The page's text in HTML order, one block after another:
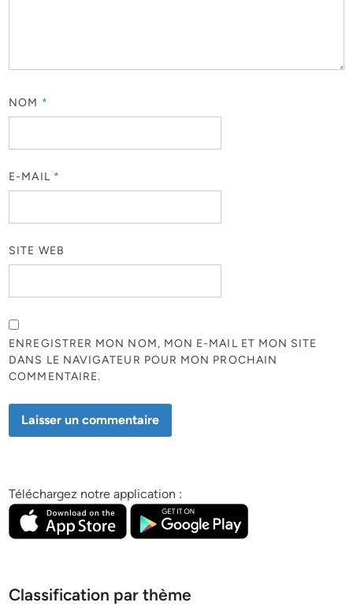
NOM *
E-MAIL *
SITE WEB
ENREGISTRER MON NOM, MON E-MAIL ET MON SITE
DANS LE NAVIGATEUR POUR MON PROCHAIN
COMMENTAIRE.
Téléchargez notre application :
Classification par thème